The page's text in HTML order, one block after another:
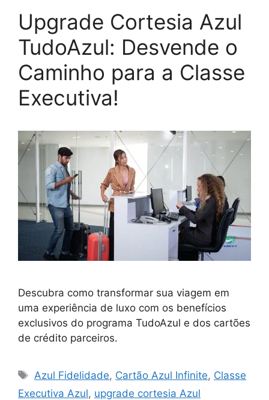
Upgrade Cortesia Azul
TudoAzul: Desvende o
Caminho para a Classe
Executiva!
Descubra como transformar sua viagem em
uma experiência de luxo com os benefícios
exclusivos do programa TudoAzul e dos cartões
de crédito parceiros.
Tags
Azul Fidelidade, Cartão Azul Infinite, Classe
Executiva Azul, upgrade cortesia Azul